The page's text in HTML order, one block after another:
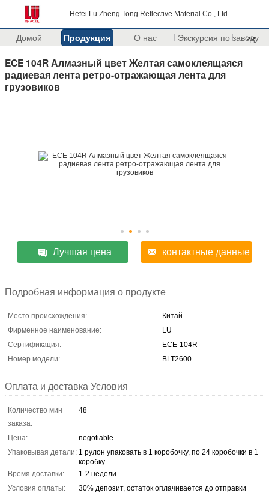
Hefei Lu Zheng Tong Reflective Material Co., Ltd.
Домой Продукция О нас Экскурсия по заводу
>>
ECE 104R Алмазный цвет Желтая самоклеящаяся
радиевая лента ретро-отражающая лента для
грузовиков
Лучшая цена контактные данные
Подробная информация о продукте
Место происхождения:
Китай
Фирменное наименование:
LU
Сертификация:
ECE-104R
Номер модели:
BLT2600
Оплата и доставка Условия
Количество мин
заказа:
48
Цена:
negotiable
Упаковывая детали: 1 рулон упаковать в 1 коробочку, по 24 коробочки в 1
коробку
Время доставки:
1-2 недели
Условия оплаты:
30% депозит, остаток оплачивается до отправки